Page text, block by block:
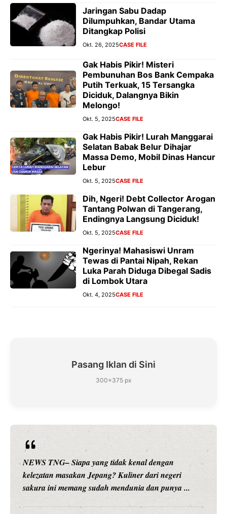
Jaringan Sabu Dadap
Dilumpuhkan, Bandar Utama
Ditangkap Polisi
Okt. 26, 2025CASE FILE
Gak Habis Pikir! Misteri
Pembunuhan Bos Bank Cempaka
Putih Terkuak, 15 Tersangka
Diciduk, Dalangnya Bikin
Melongo!
Okt. 5, 2025CASE FILE
Gak Habis Pikir! Lurah Manggarai
Selatan Babak Belur Dihajar
Massa Demo, Mobil Dinas Hancur
Lebur
Okt. 5, 2025CASE FILE
Dih, Ngeri! Debt Collector Arogan
Tantang Polwan di Tangerang,
Endingnya Langsung Diciduk!
Okt. 5, 2025CASE FILE
Ngerinya! Mahasiswi Unram
Tewas di Pantai Nipah, Rekan
Luka Parah Diduga Dibegal Sadis
di Lombok Utara
Okt. 4, 2025CASE FILE
Pasang Iklan di Sini
300×375 px
NEWS TNG– Siapa yang tidak kenal dengan
kelezatan masakan Jepang? Kuliner dari negeri
sakura ini memang sudah mendunia dan punya ...